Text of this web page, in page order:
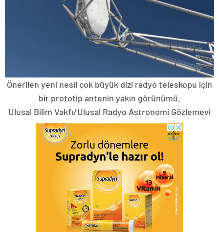
Önerilen yeni nesil çok büyük dizi radyo teleskopu için
bir prototip antenin yakın görünümü.
Ulusal Bilim Vakfı/Ulusal Radyo Astronomi Gözlemevi